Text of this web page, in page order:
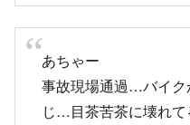
エラー
nordot.app